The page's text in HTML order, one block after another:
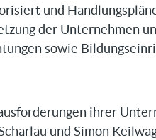
und
der Unternehmen
sowie
ihrer
und Simon